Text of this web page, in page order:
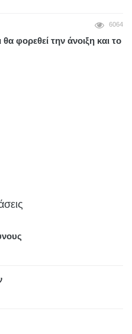
6064
φορεθεί την άνοιξη και το